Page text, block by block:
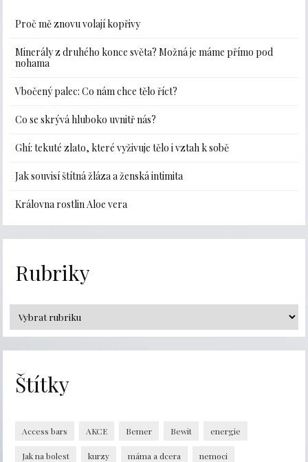
Proč mě znovu volají kopřivy
Minerály z druhého konce světa? Možná je máme přímo pod
nohama
Vbočený palec: Co nám chce tělo říct?
Co se skrývá hluboko uvnitř nás?
Ghí: tekuté zlato, které vyživuje tělo i vztah k sobě
Jak souvisí štítná žláza a ženská intimita
Královna rostlin Aloe vera
Rubriky
Štítky
Access bars AKCE Bemer Bewit energie
Jak na bolest kurzy máma a dcera nemoci